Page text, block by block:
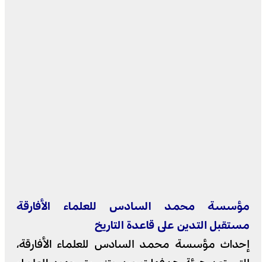
مؤسسة محمد السادس للعلماء الأفارقة
مستقبل التدين على قاعدة التاريخ
إحداث مؤسسة محمد السادس للعلماء الأفارقة،